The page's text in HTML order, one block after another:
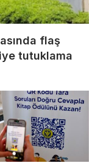
flaş
tutuklama